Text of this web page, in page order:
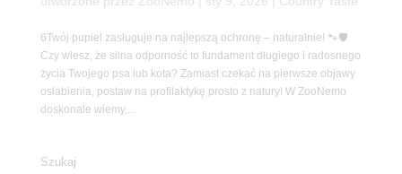
6Twój pupiel zasługuje na najlepszą ochronę – naturalnie! 🐾🛡️
Czy wiesz, że silna odporność to fundament długiego i radosnego
życia Twojego psa lub kota? Zamiast czekać na pierwsze objawy
osłabienia, postaw na profilaktykę prosto z natury! W ZooNemo
doskonale wiemy,...
Szukaj